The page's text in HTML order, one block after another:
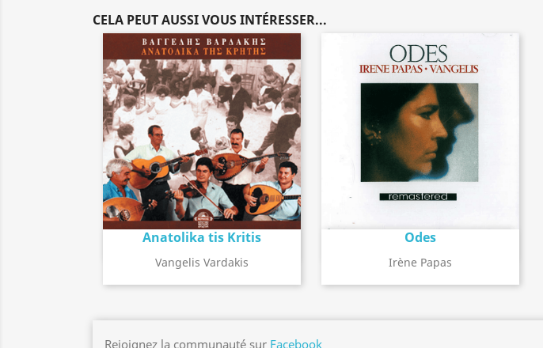
CELA PEUT AUSSI VOUS INTÉRESSER...
Anatolika tis Kritis
Vangelis Vardakis
searchDétail de l'album Odes
Irène Papas
Détail de l'album
Rejoignez la communauté sur Facebook